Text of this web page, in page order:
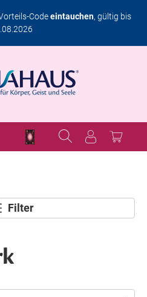
Codeeintauchen, gültig bis
Filter